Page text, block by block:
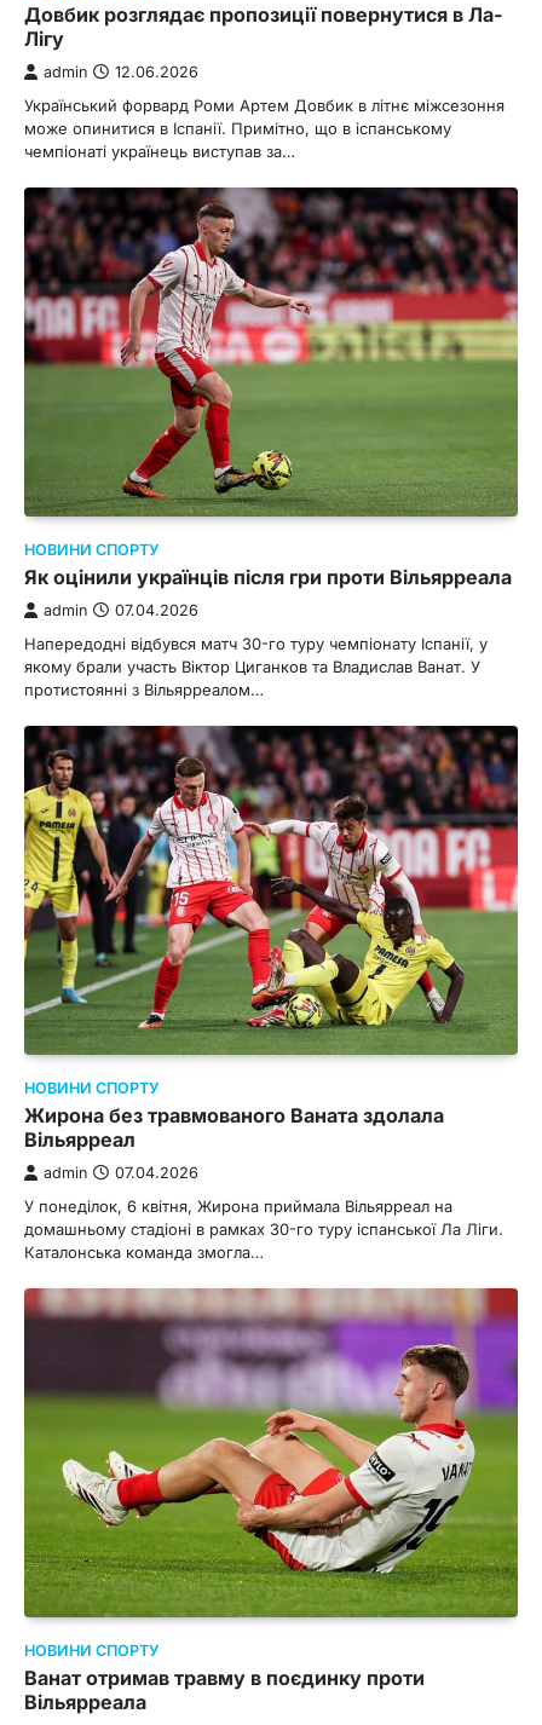
Довбик розглядає пропозиції повернутися в Ла-
Лігу
admin 12.06.2026
Український форвард Роми Артем Довбик в літнє міжсезоння
може опинитися в Іспанії. Примітно, що в іспанському
чемпіонаті українець виступав за…
НОВИНИ СПОРТУ
Як оцінили українців після гри проти Вільярреала
admin 07.04.2026
Напередодні відбувся матч 30-го туру чемпіонату Іспанії, у
якому брали участь Віктор Циганков та Владислав Ванат. У
протистоянні з Вільярреалом…
НОВИНИ СПОРТУ
Жирона без травмованого Ваната здолала
Вільярреал
admin 07.04.2026
У понеділок, 6 квітня, Жирона приймала Вільярреал на
домашньому стадіоні в рамках 30-го туру іспанської Ла Ліги.
Каталонська команда змогла…
НОВИНИ СПОРТУ
Ванат отримав травму в поєдинку проти
Вільярреала